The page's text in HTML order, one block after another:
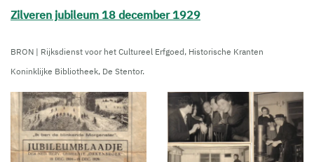
Zilveren jubileum 18 december 1929
BRON | Rijksdienst voor het Cultureel Erfgoed, Historische Kranten
Koninklijke Bibliotheek, De Stentor.